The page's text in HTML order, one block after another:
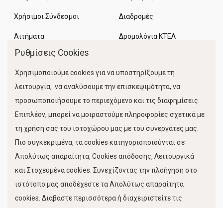
Χρήσιμοι Σύνδεσμοι
Αιτήματα
Διαδρομές
Δρομολόγια ΚΤΕΛ
Κίνηση Λιμένος
FOLLOW US
Ρυθμίσεις Cookies
Χρησιμοποιούμε cookies για να υποστηρίξουμε τη
λειτουργία, να αναλύσουμε την επισκεψιμότητα, να
προσωποποιήσουμε το περιεχόμενο και τις διαφημίσεις.
Επιπλέον, μπορεί να μοιραστούμε πληροφορίες σχετικά με
τη χρήση σας του ιστοχώρου μας με του συνεργάτες μας.
Πιο συγκεκριμένα, τα cookies κατηγοριοποιούνται σε
Απολύτως απαραίτητα, Cookies απόδοσης, Λειτουργικά
και Στοχευμένα cookies. Συνεχίζοντας την πλοήγηση στο
ιστότοπο μας αποδέχεστε τα Απολύτως απαραίτητα
cookies. Διαβάστε περισσότερα ή διαχειριστείτε τις